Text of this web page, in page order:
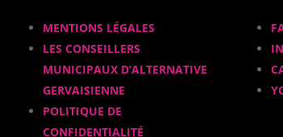
MENTIONS LÉGALES
LES CONSEILLERS
MUNICIPAUX D’ALTERNATIVE
GERVAISIENNE
POLITIQUE DE
CONFIDENTIALITÉ